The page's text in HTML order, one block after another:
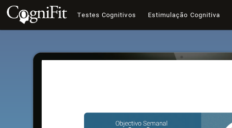
Testes Cognitivos Estimulação Cognitiva